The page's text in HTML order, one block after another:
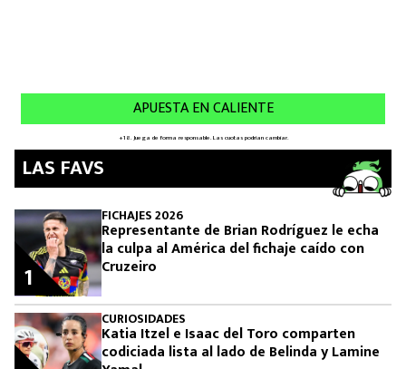
LAS FAVS
FICHAJES 2026
Representante de Brian Rodríguez le echa
la culpa al América del fichaje caído con
Cruzeiro
1
CURIOSIDADES
Katia Itzel e Isaac del Toro comparten
codiciada lista al lado de Belinda y Lamine